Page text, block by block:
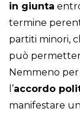
in giunta
termine
partiti minori,
può
Nemmeno
l’accordo
manifestare